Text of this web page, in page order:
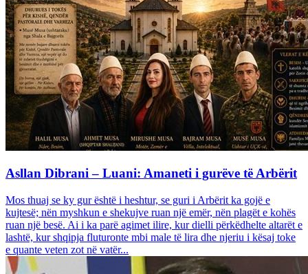
Asllan Dibrani – Luani: Amaneti i gurëve të Arbërit
Mos thuaj se ky gur është i heshtur, se guri i Arbërit ka gojë e
kujtesë; nën myshkun e shekujve ruan një emër, nën plagët e kohës
ruan një besë. Ai i ka parë agimet ilire, kur dielli përkëdhelte altarët e
lashtë, kur shqipja fluturonte mbi male të lira dhe njeriu i kësaj toke
e quante veten zot në vatër...